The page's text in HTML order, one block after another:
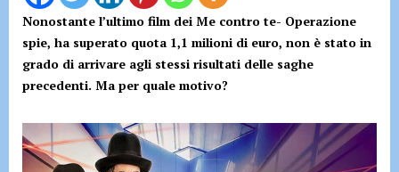
Nonostante l’ultimo film dei Me contro te- Operazione
spie, ha superato quota 1,1 milioni di euro, non è stato in
grado di arrivare agli stessi risultati delle saghe
precedenti. Ma per quale motivo?